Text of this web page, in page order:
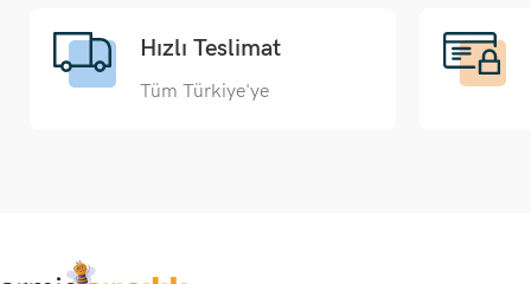
Hızlı Teslimat
Tüm Türkiye'ye